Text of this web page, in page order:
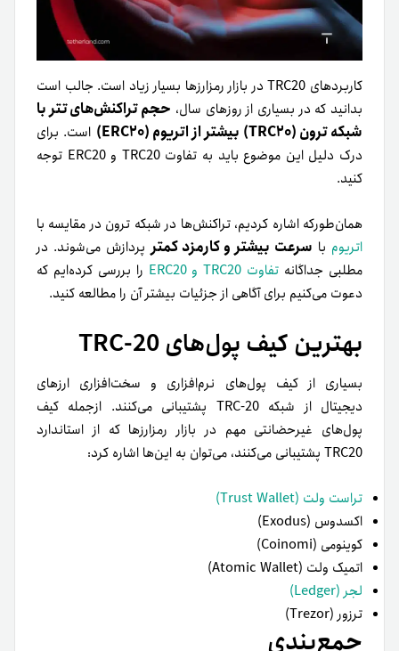
کاربردهای TRC20 در بازار رمزارزها بسیار زیاد است. جالب است
بدانید که در بسیاری از روزهای سال، حجم تراکنش‌های تتر با
شبکه ترون (TRC20) بیشتر از اتریوم (ERC20)
است. برای
درک دلیل این موضوع باید به تفاوت TRC20 و ERC20 توجه
کنید.
همان‌طورکه اشاره کردیم، تراکنش‌ها در شبکه ترون در مقایسه با
اتریوم با سرعت بیشتر و کارمزد کمترپردازش می‌شوند. در
مطلبی جداگانه تفاوت TRC20 و ERC20
را بررسی کرده‌ایم که
دعوت می‌کنیم برای آگاهی از جزئیات بیشتر آن را مطالعه کنید.
بهترین کیف پول‌های TRC-20
بسیاری از کیف پول‌های نرم‌افزاری و سخت‌افزاری ارزهای
دیجیتال از شبکه TRC-20 پشتیبانی می‌کنند. ازجمله کیف
پول‌های غیرحضانتی مهم در بازار رمزارزها که از استاندارد
TRC20 پشتیبانی می‌کنند، می‌توان به این‌ها اشاره کرد:
تراست ولت (Trust Wallet)
اکسدوس (Exodus)
کوینومی (Coinomi)
اتمیک ولت (Atomic Wallet)
لجر (Ledger)
ترزور (Trezor)
جمع‌بندی